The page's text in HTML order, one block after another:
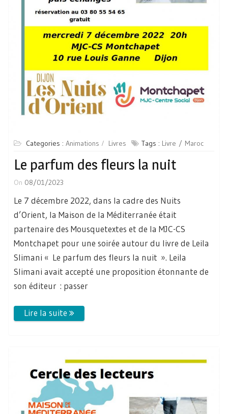
Categories : Animations Livres Tags : Livre Maroc
Le parfum des fleurs la nuit
On 08/01/2023
Le 7 décembre 2022, dans la cadre des Nuits
d’Orient, la Maison de la Méditerranée était
partenaire des Mousquetextes et de la MJC-CS
Montchapet pour une soirée autour du livre de Leila
Slimani « Le parfum des fleurs la nuit ». Leila
Slimani avait accepté une proposition étonnante de
son éditeur : passer